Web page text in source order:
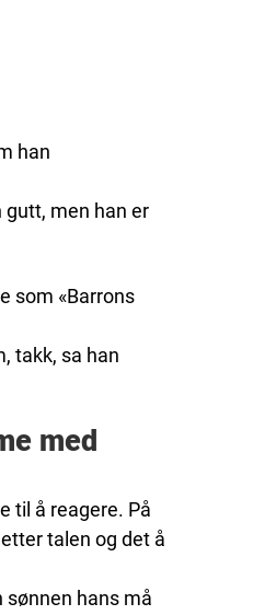
han
gutt, men han er
som «Barrons
takk, sa han
med
til å reagere. På
talen og det å
sønnen hans må